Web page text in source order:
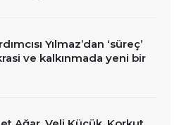
Yılmaz’dan ‘süreç’
ve kalkınmada yeni bir